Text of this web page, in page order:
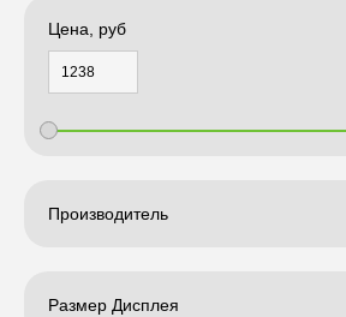
Цена, руб
Производитель
Размер Дисплея